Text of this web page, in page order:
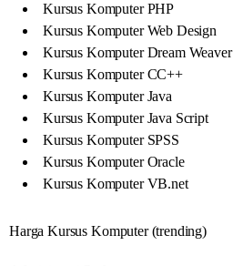
Kursus Komputer PHP
Kursus Komputer Web Design
Kursus Komputer Dream Weaver
Kursus Komputer CC++
Kursus Komputer Java
Kursus Komputer Java Script
Kursus Komputer SPSS
Kursus Komputer Oracle
Kursus Komputer VB.net
Harga Kursus Komputer (trending)